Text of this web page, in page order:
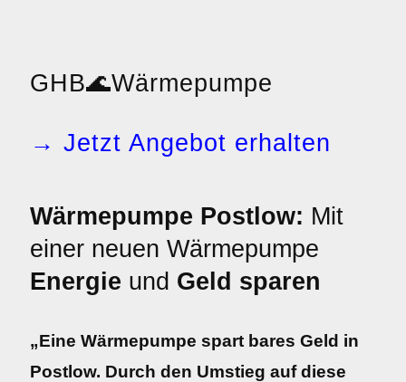
GHB🌊Wärmepumpe
→ Jetzt Angebot erhalten
Wärmepumpe Postlow: Mit
einer neuen Wärmepumpe
Energie und Geld sparen
„Eine Wärmepumpe spart bares Geld in
Postlow. Durch den Umstieg auf diese